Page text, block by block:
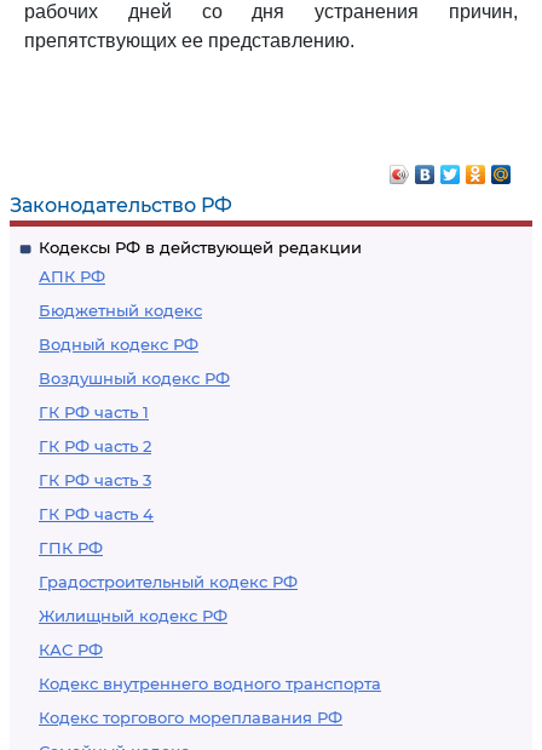
Законодательство РФ
Кодексы РФ в действующей редакции
АПК РФ
Бюджетный кодекс
Водный кодекс РФ
Воздушный кодекс РФ
ГК РФ часть 1
ГК РФ часть 2
ГК РФ часть 3
ГК РФ часть 4
ГПК РФ
Градостроительный кодекс РФ
Жилищный кодекс РФ
КАС РФ
Кодекс внутреннего водного транспорта
Кодекс торгового мореплавания РФ
рабочих дней со дня устранения причин,
препятствующих ее представлению.